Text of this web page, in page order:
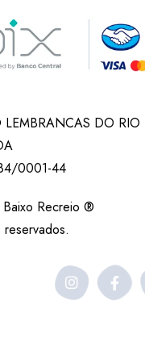
LEMBRANCAS DO RIO
0001-44
Recreio ®